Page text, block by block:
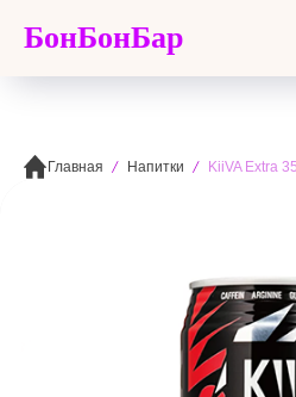
БонБонБар
Главная Напитки